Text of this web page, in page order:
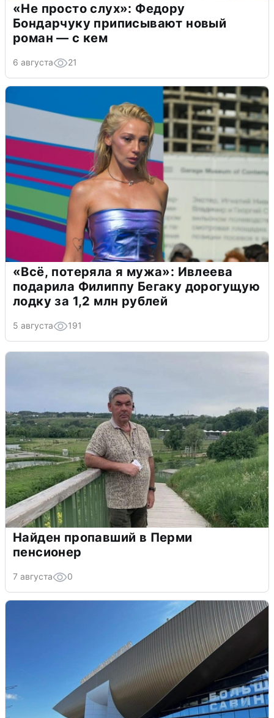
«Не просто слух»: Федору
Бондарчуку приписывают новый
роман — с кем
6 августа 21
«Всё, потеряла я мужа»: Ивлеева
подарила Филиппу Бегаку дорогущую
лодку за 1,2 млн рублей
5 августа 191
Найден пропавший в Перми
пенсионер
7 августа 0